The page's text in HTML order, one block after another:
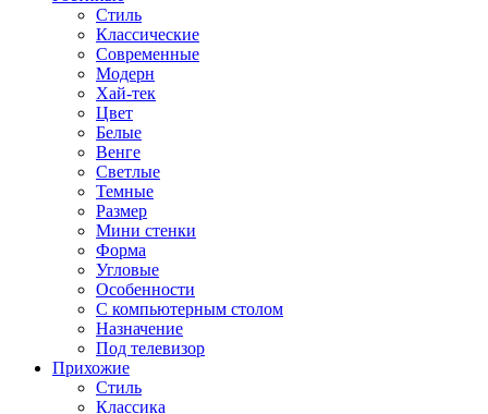
Стиль
Классические
Современные
Модерн
Хай-тек
Цвет
Белые
Венге
Светлые
Темные
Размер
Мини стенки
Форма
Угловые
Особенности
С компьютерным столом
Назначение
Под телевизор
Прихожие
Стиль
Классика